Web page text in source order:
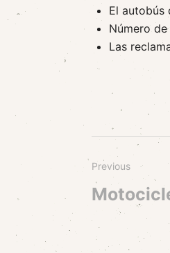
El autobús
Número
Las
Previous